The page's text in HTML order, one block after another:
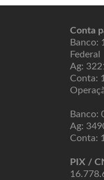
Conta
Banco:
Federal
Ag:
Conta:
Banco:
Ag:
Conta:
PIX /